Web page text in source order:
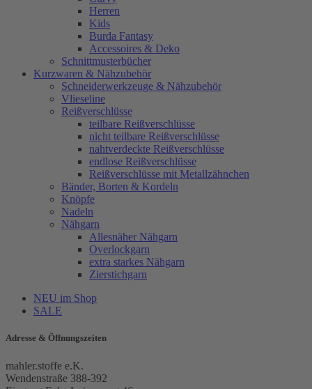
Herren
Kids
Burda Fantasy
Accessoires & Deko
Schnittmusterbücher
Kurzwaren & Nähzubehör
Schneiderwerkzeuge & Nähzubehör
Vlieseline
Reißverschlüsse
teilbare Reißverschlüsse
nicht teilbare Reißverschlüsse
nahtverdeckte Reißverschlüsse
endlose Reißverschlüsse
Reißverschlüsse mit Metallzähnchen
Bänder, Borten & Kordeln
Knöpfe
Nadeln
Nähgarn
Allesnäher Nähgarn
Overlockgarn
extra starkes Nähgarn
Zierstichgarn
NEU im Shop
SALE
Adresse & Öffnungszeiten
mahler.stoffe e.K.
Wendenstraße 388-392